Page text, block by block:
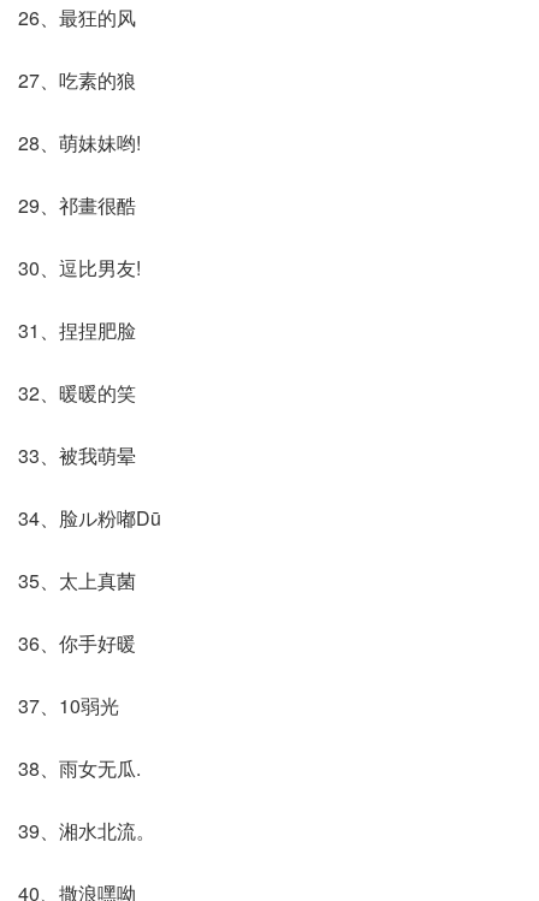
26、最狂的风
27、吃素的狼
28、萌妹妹哟!
29、祁畫很酷
30、逗比男友!
31、捏捏肥脸
32、暖暖的笑
33、被我萌晕
34、脸ル粉嘟Dū
35、太上真菌
36、你手好暖
37、10弱光
38、雨女无瓜.
39、湘水北流。
40、撒浪嘿呦